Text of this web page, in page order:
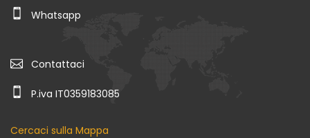
Whatsapp
Contattaci
P.iva IT0359183085
Cercaci sulla Mappa